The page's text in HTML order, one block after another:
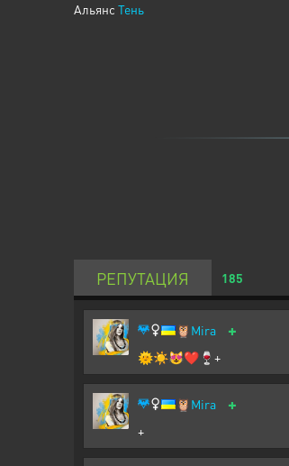
Альянс Тень
РЕПУТАЦИЯ 185
🦉 Mira +
🌞☀️😻❤️🍷+
🦉 Mira +
+